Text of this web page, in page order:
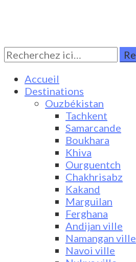
Turkestan Travel
Discover Central Asia
Rechercher:
Accueil
Destinations
Ouzbékistan
Tachkent
Samarcande
Boukhara
Khiva
Ourguentch
Chakhrisabz
Kakand
Marguilan
Ferghana
Andijan ville
Namangan ville
Navoi ville